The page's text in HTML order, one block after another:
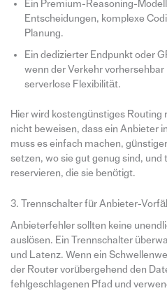
Ein Premium-Reasoning-
Entscheidungen, komplexe
Planung.
Ein dedizierter Endpunkt oder
wenn der Verkehr
serverlose Flexibilität.
Hier wird kostengünstiges
nicht beweisen, dass ein Anbieter
muss es einfach machen,
setzen, wo sie gut genug sind, und
reservieren, die sie benötigt.
3. Trennschalter für Anbieter-
Anbieterfehler sollten keine
auslösen. Ein Trennschalter
und Latenz. Wenn ein
der Router vorübergehend den
fehlgeschlagenen Pfad und